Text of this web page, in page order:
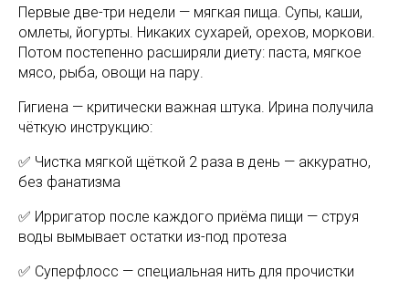
Первые две-три недели — мягкая пища. Супы, каши,
омлеты, йогурты. Никаких сухарей, орехов, моркови.
Потом постепенно расширяли диету: паста, мягкое
мясо, рыба, овощи на пару.
Гигиена — критически важная штука. Ирина получила
чёткую инструкцию:
✅ Чистка мягкой щёткой 2 раза в день — аккуратно,
без фанатизма
✅ Ирригатор после каждого приёма пищи — струя
воды вымывает остатки из-под протеза
✅ Суперфлосс — специальная нить для прочистки